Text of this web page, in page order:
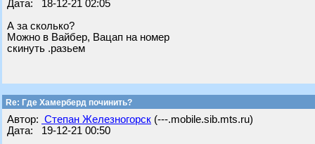
Дата: 18-12-21 02:05
А за сколько?
Можно в Вайбер, Вацап на номер
скинуть .разьем
Re: Где Хамерберд починить?
Автор: Степан Железногорск (---.mobile.sib.mts.ru)
Дата: 19-12-21 00:50